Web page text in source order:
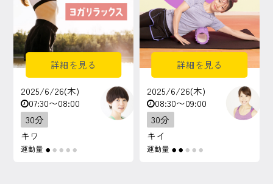
詳細を見る
2025/6/26(木)
07:30〜08:00
30分
キワ
運動量 ● ● ● ● ●
詳細を見る
2025/6/26(木)
08:30〜09:00
30分
キイ
運動量 ● ● ● ● ●